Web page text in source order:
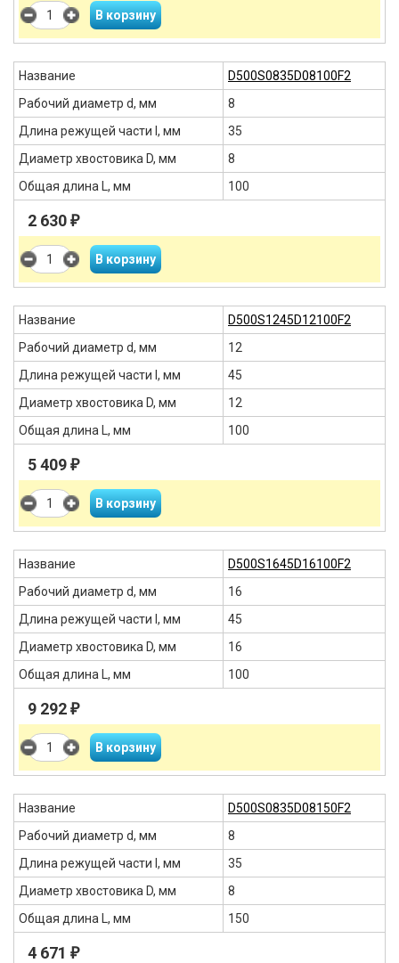
Название
D500S0835D08100F2
Рабочий диаметр d, мм
8
Длина режущей части l, мм
35
Диаметр хвостовика D, мм
8
Общая длина L, мм
100
2 630 ₽
Название
D500S1245D12100F2
Рабочий диаметр d, мм
12
Длина режущей части l, мм
45
Диаметр хвостовика D, мм
12
Общая длина L, мм
100
5 409 ₽
Название
D500S1645D16100F2
Рабочий диаметр d, мм
16
Длина режущей части l, мм
45
Диаметр хвостовика D, мм
16
Общая длина L, мм
100
9 292 ₽
Название
D500S0835D08150F2
Рабочий диаметр d, мм
8
Длина режущей части l, мм
35
Диаметр хвостовика D, мм
8
Общая длина L, мм
150
4 671 ₽